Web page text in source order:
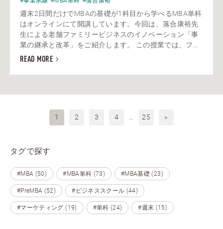
週末2日間だけでMBAの基礎が1科目から学べるMBA単科
はオンラインにて開講しています。今回は、落合康裕先
生による老舗ファミリービジネスのイノベーション「事
業の継承と改革」をご紹介します。 この授業では、フ...
READ MORE
1 2 3 4 … 25 »
タグで探す
#MBA (50) #MBA単科 (73) #MBA基礎 (23)
#PreMBA (52) #ビジネススクール (44)
#マーケティング (19) #単科 (24) #週末 (15)